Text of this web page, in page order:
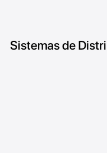
Sistemas de